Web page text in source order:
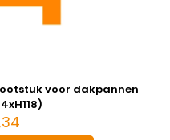
voor dakpannen